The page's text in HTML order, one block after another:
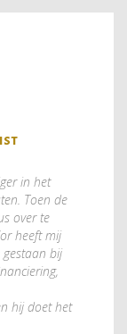
in het
Toen de
over te
heeft mij
bij
hij doet het